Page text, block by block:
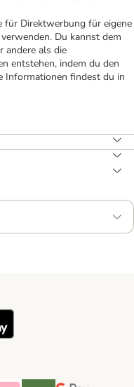
für Direktwerbung für eigene
Du kannst dem
andere als die
entstehen, indem du den
Informationen findest du in